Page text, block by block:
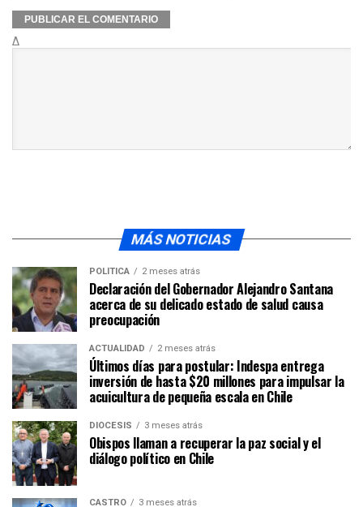
Δ
MÁS NOTICIAS
POLÍTICA 2 meses atrás
Declaración del Gobernador Alejandro Santana
acerca de su delicado estado de salud causa
preocupación
ACTUALIDAD 2 meses atrás
Últimos días para postular: Indespa entrega
inversión de hasta $20 millones para impulsar la
acuicultura de pequeña escala en Chile
DIÓCESIS 3 meses atrás
Obispos llaman a recuperar la paz social y el
diálogo político en Chile
CASTRO 3 meses atrás